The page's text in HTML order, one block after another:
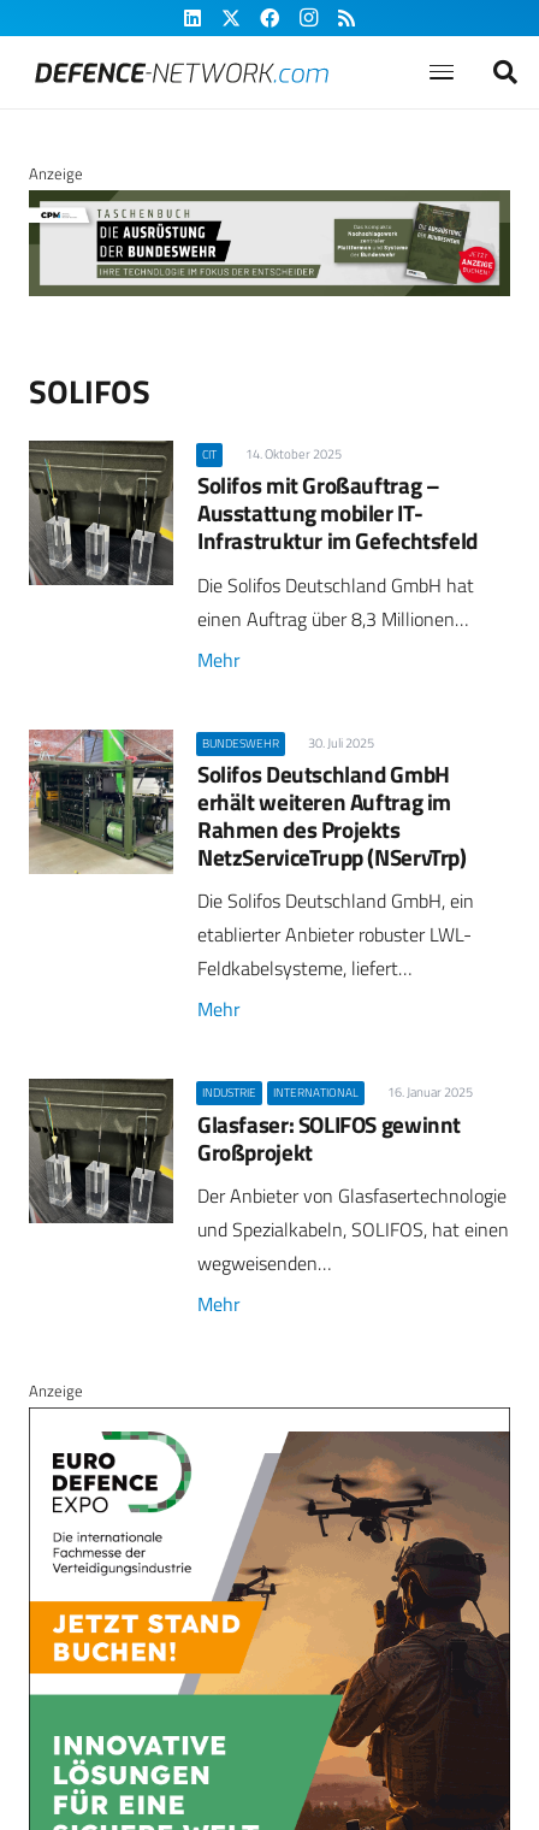
Anzeige
SOLIFOS
CIT 14. Oktober 2025
Solifos mit Großauftrag –
Ausstattung mobiler IT-
Infrastruktur im Gefechtsfeld
Die Solifos Deutschland GmbH hat
einen Auftrag über 8,3 Millionen…
Mehr
BUNDESWEHR 30. Juli 2025
Solifos Deutschland GmbH
erhält weiteren Auftrag im
Rahmen des Projekts
NetzServiceTrupp (NServTrp)
Die Solifos Deutschland GmbH, ein
etablierter Anbieter robuster LWL-
Feldkabelsysteme, liefert…
Mehr
INDUSTRIE INTERNATIONAL 16. Januar 2025
Glasfaser: SOLIFOS gewinnt
Großprojekt
Der Anbieter von Glasfasertechnologie
und Spezialkabeln, SOLIFOS, hat einen
wegweisenden…
Mehr
Anzeige